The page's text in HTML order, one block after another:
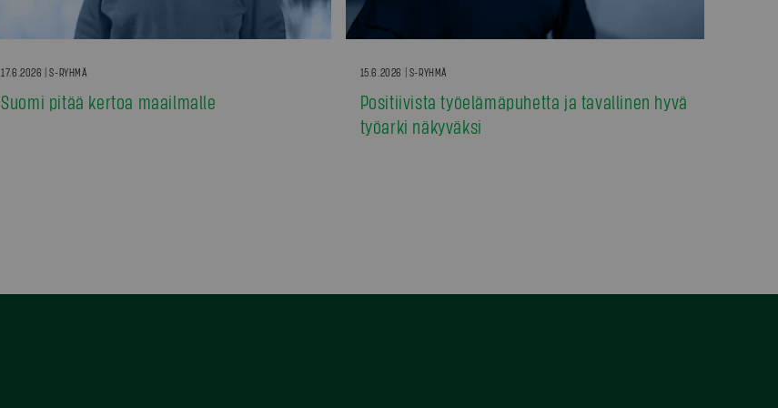
17.6.2026 | S-RYHMÄ
Suomi pitää kertoa maailmalle
15.6.2026 | S-RYHMÄ
Positiivista työelämäpuhetta ja tavallinen hyvä
työarki näkyväksi